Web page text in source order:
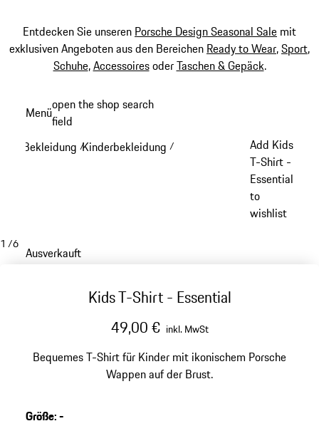
Entdecken Sie unseren Porsche Design Seasonal Sale mit
exklusiven Angeboten aus den Bereichen Ready to Wear,Sport,
Schuhe,AccessoiresoderTaschen & Gepäck.
Hauptinhalt
Menüopen the shop search
field
Bekleidung /Kinderbekleidung /
Add Kids
T-Shirt -
Essential
to
wishlist
1 /6
Ausverkauft
Kids T-Shirt - Essential
49,00 € inkl. MwSt
Bequemes T-Shirt für Kinder mit ikonischem Porsche
Wappen auf der Brust.
Größe:-